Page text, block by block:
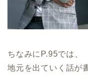
ちなみにP.95では、
地元を出ていく話が